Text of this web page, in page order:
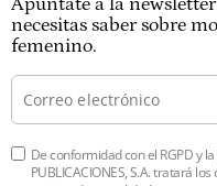
necesitas saber sobre
femenino.
De conformidad con el RGPD y la
PUBLICACIONES, S.A. tratará